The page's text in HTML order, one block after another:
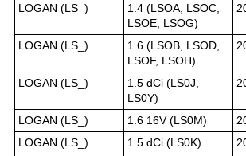
LOGAN (LS_)
1.4 (LSOA, LSOC,
LSOE, LSOG)
LOGAN (LS_)
1.6 (LSOB, LSOD,
LSOF, LSOH)
LOGAN (LS_)
1.5 dCi (LS0J,
LS0Y)
LOGAN (LS_) 1.6 16V (LS0M)
LOGAN (LS_)
1.5 dCi (LS0K)